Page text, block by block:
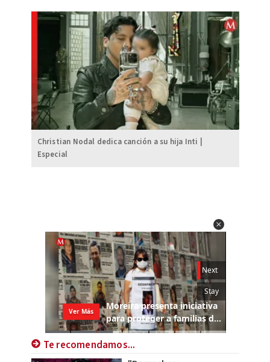
Christian Nodal dedica canción a su hija Inti |
Especial
Te recomendamos...